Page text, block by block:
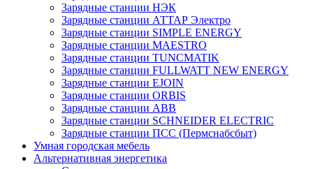
Зарядные станции НЭК
Зарядные станции АТТАР Электро
Зарядные станции SIMPLE ENERGY
Зарядные станции MAESTRO
Зарядные станции TUNCMATIK
Зарядные станции FULLWATT NEW ENERGY
Зарядные станции EJOIN
Зарядные станции ORBIS
Зарядные станции ABB
Зарядные станции SCHNEIDER ELECTRIC
Зарядные станции ПСС (Пермснабсбыт)
Умная городская мебель
Альтернативная энергетика